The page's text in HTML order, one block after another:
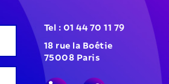
Tel : 01 44 70 11 79
18 rue la Boétie
75008 Paris